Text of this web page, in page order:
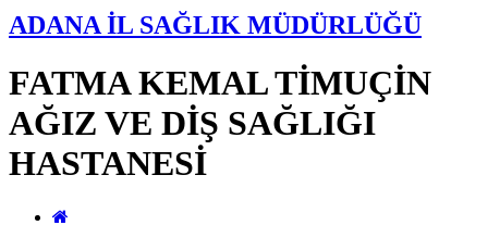
ADANA İL SAĞLIK MÜDÜRLÜĞÜ
FATMA KEMAL TİMUÇİN
AĞIZ VE DİŞ SAĞLIĞI
HASTANESİ